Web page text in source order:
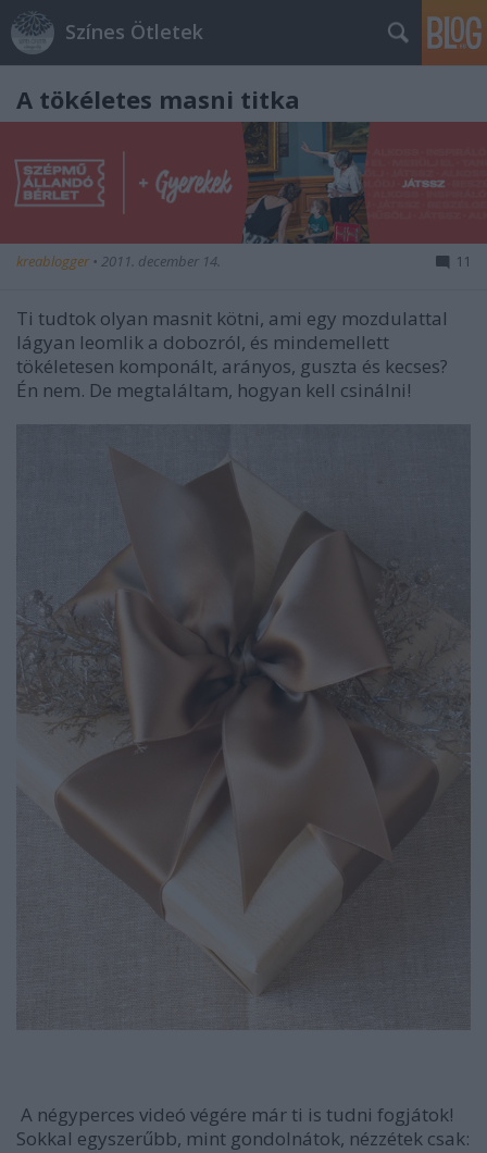
Színes Ötletek
A tökéletes masni titka
kreablogger • 2011. december 14. 11
Ti tudtok olyan masnit kötni, ami egy mozdulattal
lágyan leomlik a dobozról, és mindemellett
tökéletesen komponált, arányos, guszta és kecses?
Én nem. De megtaláltam, hogyan kell csinálni!
A négyperces videó végére már ti is tudni fogjátok!
Sokkal egyszerűbb, mint gondolnátok, nézzétek csak: